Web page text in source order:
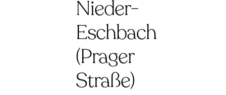
Nieder-
Eschbach
(Prager
Straße)